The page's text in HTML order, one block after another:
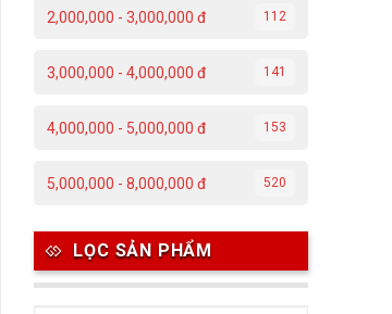
2,000,000 - 3,000,000 đ 112
3,000,000 - 4,000,000 đ 141
4,000,000 - 5,000,000 đ 153
5,000,000 - 8,000,000 đ 520
LỌC SẢN PHẨM
₫.